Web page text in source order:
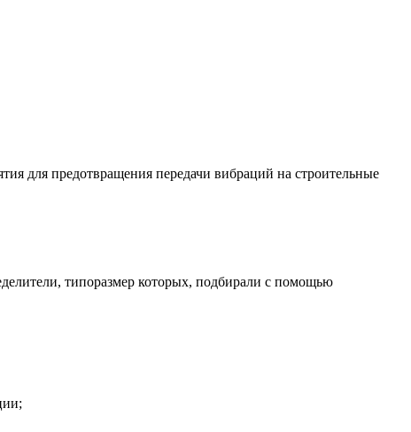
для предотвращения передачи вибраций на строительные
типоразмер которых, подбирали с помощью